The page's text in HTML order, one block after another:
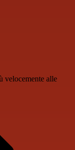
velocemente alle